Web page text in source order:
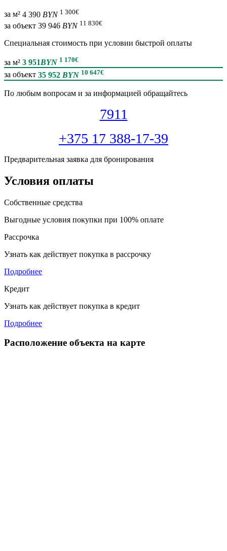
за м² 4 390 BYN 1 300€
за объект 39 946 BYN 11 830€
Специальная cтоимость при условии быстрой оплаты
за м² 3 951BYN 1 170€
за объект 35 952 BYN 10 647€
По любым вопросам и за информацией обращайтесь
7911
+375 17 388-17-39
Предварительная заявка для бронирования
Условия оплаты
Собственные средства
Выгодные условия покупки при 100% оплате
Рассрочка
Узнать как действует покупка в рассрочку
Подробнее
Кредит
Узнать как действует покупка в кредит
Подробнее
Расположение объекта на карте